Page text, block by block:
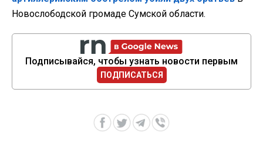
Новослободской громаде Сумской области.
Подписывайся, чтобы узнать новости первым
ПОДПИСАТЬСЯ